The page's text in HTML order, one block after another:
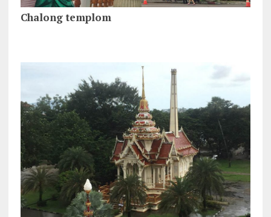
Chalong templom